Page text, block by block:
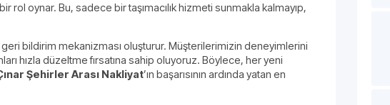
rol oynar. Bu, sadece bir taşımacılık hizmeti sunmakla kalmayıp,
bildirim mekanizması oluşturur. Müşterilerimizin deneyimlerini
hızla düzeltme fırsatına sahip oluyoruz. Böylece, her yeni
Şehirler Arası Nakliyat’ın başarısının ardında yatan en